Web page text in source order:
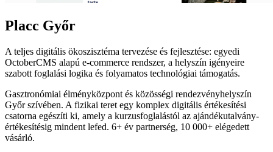
Placc Győr
A teljes digitális ökoszisztéma tervezése és fejlesztése: egyedi
OctoberCMS alapú e-commerce rendszer, a helyszín igényeire
szabott foglalási logika és folyamatos technológiai támogatás.
Gasztronómiai élményközpont és közösségi rendezvényhelyszín
Győr szívében. A fizikai teret egy komplex digitális értékesítési
csatorna egészíti ki, amely a kurzusfoglalástól az ajándékutalvány-
értékesítésig mindent lefed. 6+ év partnerség, 10 000+ elégedett
vásárló.